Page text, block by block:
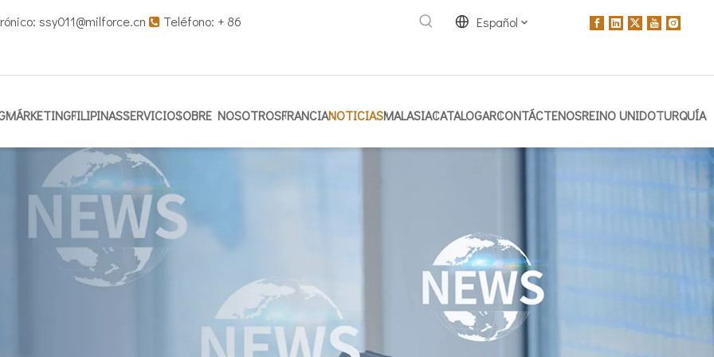
ssy011@milforce.cn  Teléfono: + 86
Español
MÁRKETINGFILIPINASSERVICIOSOBRE NOSOTROSFRANCIANOTICIASMALASIACATALOGARCONTÁCTENOSREINO UNIDOTURQUÍA